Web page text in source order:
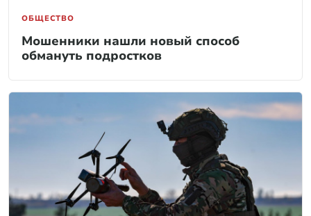
ОБЩЕСТВО
Мошенники нашли новый способ
обмануть подростков